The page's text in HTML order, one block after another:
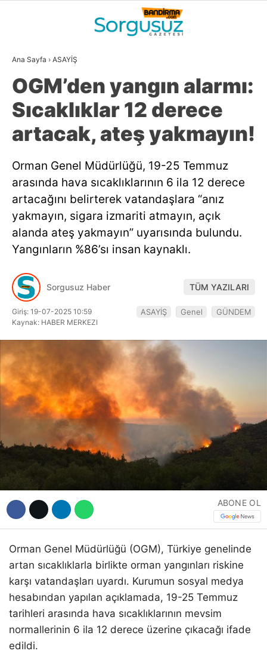
Facebook
Instagram
Youtube
33.4
BALIKESIR
GALERİ
EKONOMİ
SPOR
MAGAZİN
Ana Sayfa › ASAYİŞ
OGM’den yangın alarmı:
Sıcaklıklar 12 derece
artacak, ateş yakmayın!
Orman Genel Müdürlüğü, 19-25 Temmuz
arasında hava sıcaklıklarının 6 ila 12 derece
artacağını belirterek vatandaşlara “anız
yakmayın, sigara izmariti atmayın, açık
alanda ateş yakmayın” uyarısında bulundu.
Yangınların %86’sı insan kaynaklı.
Sorgusuz Haber TÜM YAZILARI
Giriş: 19-07-2025 10:59
Kaynak: HABER MERKEZI
ASAYİŞ Genel GÜNDEM
ABONE OL
Orman Genel Müdürlüğü (OGM), Türkiye genelinde
artan sıcaklıklarla birlikte orman yangınları riskine
karşı vatandaşları uyardı. Kurumun sosyal medya
hesabından yapılan açıklamada, 19-25 Temmuz
tarihleri arasında hava sıcaklıklarının mevsim
normallerinin 6 ila 12 derece üzerine çıkacağı ifade
edildi.